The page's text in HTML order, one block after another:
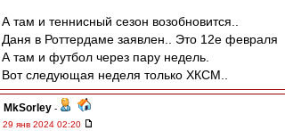
А там и теннисный сезон возобновится..
Даня в Роттердаме заявлен.. Это 12е февраля
А там и футбол через пару недель.
Вот следующая неделя только ХКСМ..
MkSorley -
29 янв 2024 02:20